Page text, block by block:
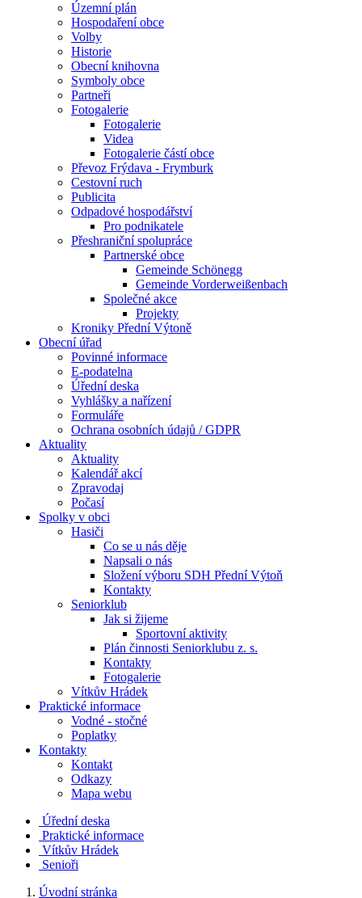
Územní plán
Hospodaření obce
Volby
Historie
Obecní knihovna
Symboly obce
Partneři
Fotogalerie
Fotogalerie
Videa
Fotogalerie částí obce
Převoz Frýdava - Frymburk
Cestovní ruch
Publicita
Odpadové hospodářství
Pro podnikatele
Přeshraniční spolupráce
Partnerské obce
Gemeinde Schönegg
Gemeinde Vorderweißenbach
Společné akce
Projekty
Kroniky Přední Výtoně
Obecní úřad
Povinné informace
E-podatelna
Úřední deska
Vyhlášky a nařízení
Formuláře
Ochrana osobních údajů / GDPR
Aktuality
Aktuality
Kalendář akcí
Zpravodaj
Počasí
Spolky v obci
Hasiči
Co se u nás děje
Napsali o nás
Složení výboru SDH Přední Výtoň
Kontakty
Seniorklub
Jak si žijeme
Sportovní aktivity
Plán činnosti Seniorklubu z. s.
Kontakty
Fotogalerie
Vítkův Hrádek
Praktické informace
Vodné - stočné
Poplatky
Kontakty
Kontakt
Odkazy
Mapa webu
Úřední deska
Praktické informace
Vítkův Hrádek
Senioři
Úvodní stránka